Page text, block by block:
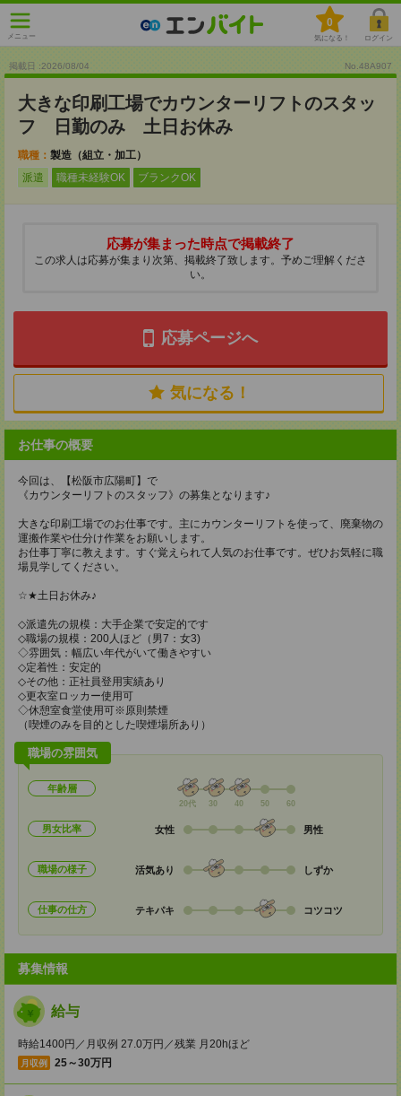
メニュー
0
気になる！ ログイン
掲載日 :2026/08/04 No.48A907
大きな印刷工場でカウンターリフトのスタッ
フ 日勤のみ 土日お休み
職種： 製造（組立・加工）
派遣
職種未経験OK ブランクOK
応募が集まった時点で掲載終了
この求人は応募が集まり次第、掲載終了致します。予めご理解くださ
い。
応募ページへ
気になる！
お仕事の概要
今回は、【松阪市広陽町】で
《カウンターリフトのスタッフ》の募集となります♪
大きな印刷工場でのお仕事です。主にカウンターリフトを使って、廃棄物の
運搬作業や仕分け作業をお願いします。
お仕事丁寧に教えます。すぐ覚えられて人気のお仕事です。ぜひお気軽に職
場見学してください。
☆★土日お休み♪
◇派遣先の規模：大手企業で安定的です
◇職場の規模：200人ほど（男7：女3)
◇雰囲気：幅広い年代がいて働きやすい
◇定着性：安定的
◇その他：正社員登用実績あり
◇更衣室ロッカー使用可
◇休憩室食堂使用可※原則禁煙
（喫煙のみを目的とした喫煙場所あり）
職場の雰囲気
年齢層
20代 30 40 50 60
男女比率 女性 男性
職場の様子 活気あり しずか
仕事の仕方 テキパキ コツコツ
募集情報
給与
時給1400円／月収例 27.0万円／残業 月20hほど
月収例 25～30万円